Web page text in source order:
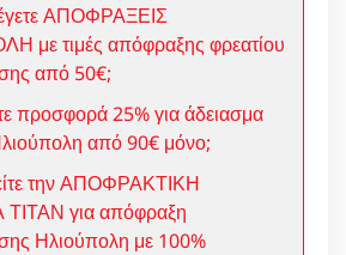
ΑΠΟΦΡΑΞΕΙΣ
με τιμές απόφραξης φρεατίου
από 50€;
προσφορά 25% για άδειασμα
από 90€ μόνο;
την ΑΠΟΦΡΑΚΤΙΚΗ
ΤΙΤΑΝ για απόφραξη
Ηλιούπολη με 100%